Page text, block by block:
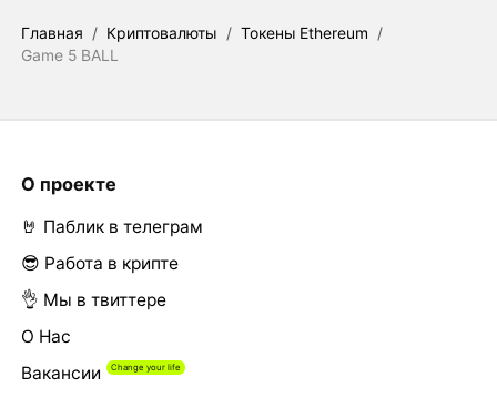
Главная / Криптовалюты / Токены Ethereum /
Game 5 BALL
О проекте
🤘 Паблик в телеграм
😎 Работа в крипте
👌 Мы в твиттере
О Нас
Вакансии